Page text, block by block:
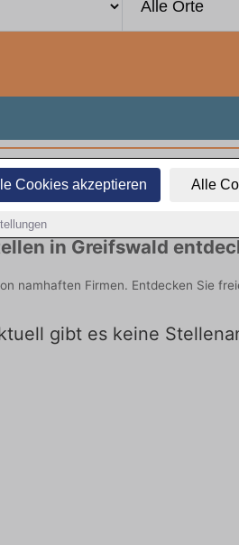
Cookies akzeptieren Alle
Teilzeit
in Greifswald
namhaften Firmen. Entdecken Sie
gibt es keine